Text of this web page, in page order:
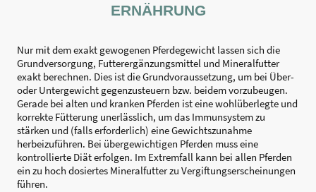
ERNÄHRUNG
Nur mit dem exakt gewogenen Pferdegewicht lassen sich die
Grundversorgung, Futterergänzungsmittel und Mineralfutter
exakt berechnen. Dies ist die Grundvoraussetzung, um bei Über-
oder Untergewicht gegenzusteuern bzw. beidem vorzubeugen.
Gerade bei alten und kranken Pferden ist eine wohlüberlegte und
korrekte Fütterung unerlässlich, um das Immunsystem zu
stärken und (falls erforderlich) eine Gewichtszunahme
herbeizuführen. Bei übergewichtigen Pferden muss eine
kontrollierte Diät erfolgen. Im Extremfall kann bei allen Pferden
ein zu hoch dosiertes Mineralfutter zu Vergiftungserscheinungen
führen.